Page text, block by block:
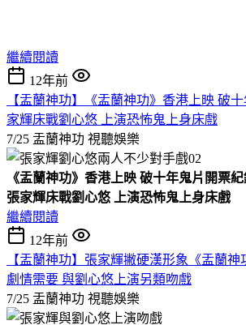
繼續閱讀
12年前
【盂蘭神功】《盂蘭神功》香港上映 破
家輝床戰劉心悠 上演恐怖鬼上身床戲
7/25 盂蘭神功 視聽娛樂
《盂蘭神功》香港上映 破十年鬼片開票紀
張家輝床戰劉心悠
上演恐怖鬼上身床戲
繼續閱讀
12年前
【盂蘭神功】張家輝撇硬漢形象《盂蘭
劇情需要 與劉心悠上演另類吻戲
7/25 盂蘭神功 視聽娛樂